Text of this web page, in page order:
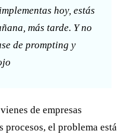
hoy, estás
más tarde. Y no
de prompting y
de empresas
procesos, el problema está